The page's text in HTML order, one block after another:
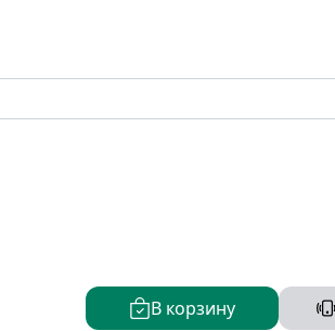
В корзину